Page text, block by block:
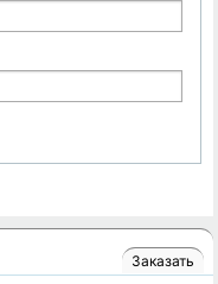
Заказать